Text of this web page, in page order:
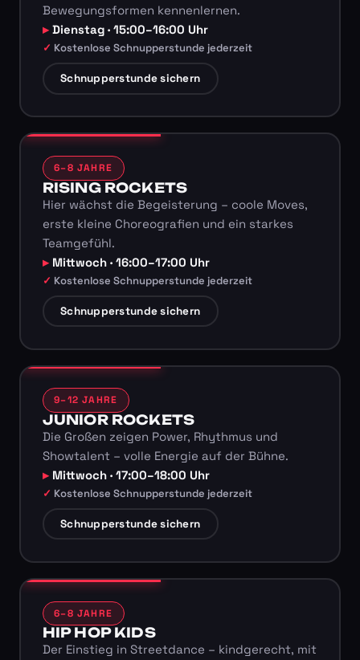
Bewegungsformen kennenlernen.
Dienstag · 15:00–16:00 Uhr
Kostenlose Schnupperstunde jederzeit
Schnupperstunde sichern
6–8 JAHRE
RISING ROCKETS
Hier wächst die Begeisterung – coole Moves,
erste kleine Choreografien und ein starkes
Teamgefühl.
Mittwoch · 16:00–17:00 Uhr
Kostenlose Schnupperstunde jederzeit
Schnupperstunde sichern
9–12 JAHRE
JUNIOR ROCKETS
Die Großen zeigen Power, Rhythmus und
Showtalent – volle Energie auf der Bühne.
Mittwoch · 17:00–18:00 Uhr
Kostenlose Schnupperstunde jederzeit
Schnupperstunde sichern
6–8 JAHRE
HIP HOP KIDS
Der Einstieg in Streetdance – kindgerecht, mit